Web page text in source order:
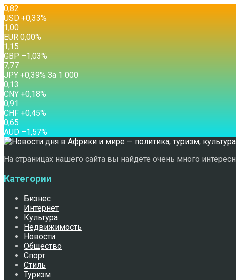
0,82
USD +0,33%
1,00
EUR 0,00%
1,15
GBP –1,03%
7,77
JPY +0,39% За 1 000
0,13
CNY +0,18%
0,91
CHF +0,45%
0,65
AUD –1,57%
На страницах нашего сайта вы найдете очень много
Категории
Бизнес
Интернет
Культура
Недвижимость
Новости
Общество
Спорт
Стиль
Туризм